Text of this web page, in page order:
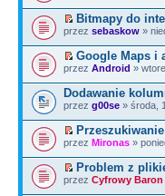
Bitmapy do
przez sebaskow »
Google Maps i
przez Android »
Dodawanie
przez g00se » środa,
przez Mironas »
Problem z
przez Cyfrowy Baron